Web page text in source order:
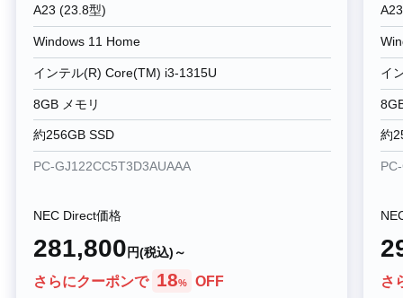
A23 (23.8型)
Windows 11 Home
インテル(R) Core(TM) i3-1315U
8GB メモリ
約256GB SSD
PC-GJ122CC5T3D3AUAAA
NEC Direct価格
281,800 円(税込)～
さらにクーポンで 18% OFF
イ
約
さ